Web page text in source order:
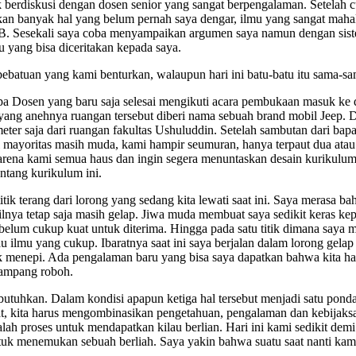
dengan dosen senior yang sangat berpengalaman.
banyak hal yang belum pernah saya dengar, ilmu yang sangat
saya coba menyampaikan argumen saya namun dengan
yang bisa diceritakan kepada saya.
yang kami benturkan, walaupun hari ini batu-batu itu sama-
yang baru saja selesai mengikuti acara pembukaan masuk
anehnya ruangan tersebut diberi nama sebuah brand mobil
saja dari ruangan fakultas Ushuluddin. Setelah sambutan dari
masih muda, kami hampir seumuran, hanya terpaut dua
kami semua haus dan ingin segera menuntaskan desain
kurikulum ini.
terang dari lorong yang sedang kita lewati saat ini. Saya merasa
tetap saja masih gelap. Jiwa muda membuat saya sedikit keras
cukup kuat untuk diterima. Hingga pada satu titik dimana saya
yang cukup. Ibaratnya saat ini saya berjalan dalam lorong
Ada pengalaman baru yang bisa saya dapatkan bahwa kita
roboh.
Dalam kondisi apapun ketiga hal tersebut menjadi satu
harus mengombinasikan pengetahuan, pengalaman dan
proses untuk mendapatkan kilau berlian. Hari ini kami sedikit
menemukan sebuah berliah. Saya yakin bahwa suatu saat nanti